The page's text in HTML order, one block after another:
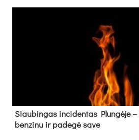
Siau­bin­gas in­ci­den­tas Plun­gė­je
ben­zi­nu ir pa­de­gė sa­ve